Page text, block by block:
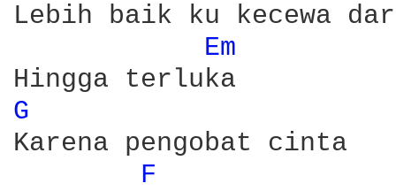
Lebih baik ku kecewa
Em
G
Karena pengobat cinta
F